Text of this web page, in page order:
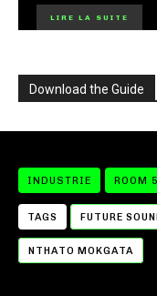
LIRE LA SUITE
Download the Guide
INDUSTRIE ROOM
TAGS FUTURE
NTHATO MOKGATA